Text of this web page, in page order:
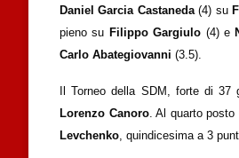
Daniel Garcia Castaneda(4) su
pieno su Filippo Gargiulo (4) e
Carlo Abategiovanni (3.5).
Il Torneo della SDM, forte di
Lorenzo Canoro. Al quarto posto
Levchenko , quindicesima a 3